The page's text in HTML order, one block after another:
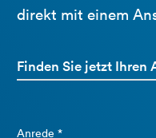
direkt mit einem
Finden Sie jetzt Ihren
Anrede *